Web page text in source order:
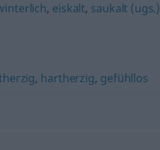
, eiskalt, saukalt (ugs.)
, hartherzig, gefühllos